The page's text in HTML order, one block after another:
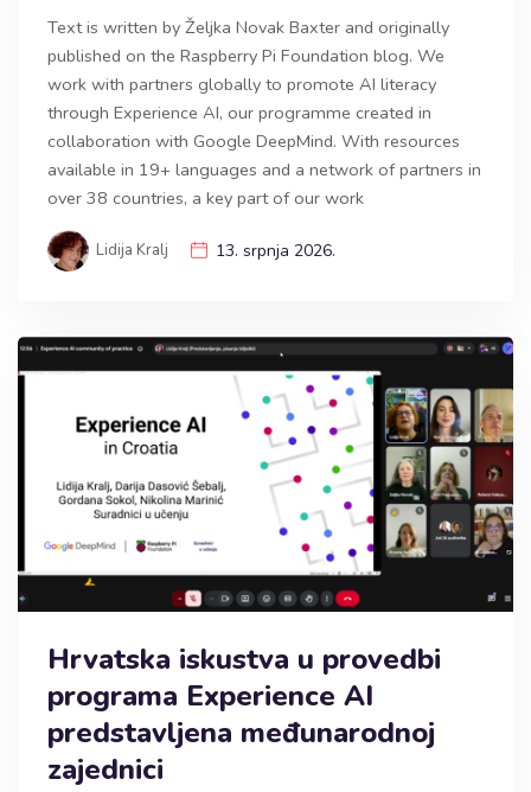
Text is written by Željka Novak Baxter and originally
published on the Raspberry Pi Foundation blog. We
work with partners globally to promote AI literacy
through Experience AI, our programme created in
collaboration with Google DeepMind. With resources
available in 19+ languages and a network of partners in
over 38 countries, a key part of our work
Lidija Kralj 13. srpnja 2026.
Hrvatska iskustva u provedbi
programa Experience AI
predstavljena međunarodnoj
zajednici